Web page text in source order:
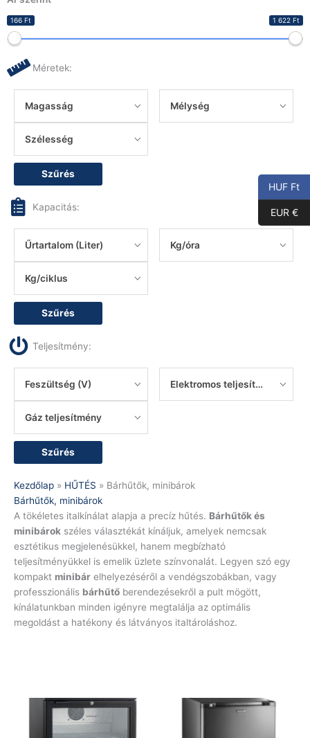
166 Ft 1 622 Ft
Méretek:
Magasság Mélység
Szélesség
Szűrés
Kapacitás:
Űrtartalom (Liter) Kg/óra
Kg/ciklus
Szűrés
Teljesítmény:
Feszültség (V) Elektromos teljesítmény
Gáz teljesítmény
Szűrés
Kezdőlap » HŰTÉS » Bárhűtők, minibárok
Bárhűtők, minibárok
A tökéletes italkínálat alapja a precíz hűtés. Bárhűtők és
minibárok széles választékát kínáljuk, amelyek nemcsak
esztétikus megjelenésükkel, hanem megbízható
teljesítményükkel is emelik üzlete színvonalát. Legyen szó egy
kompakt minibár elhelyezéséről a vendégszobákban, vagy
professzionális bárhűtő berendezésekről a pult mögött,
kínálatunkban minden igényre megtalálja az optimális
megoldást a hatékony és látványos italtároláshoz.
HUF Ft
EUR €